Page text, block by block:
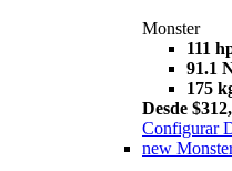
Monster
111
91.1
175
Desde
Configurar
new